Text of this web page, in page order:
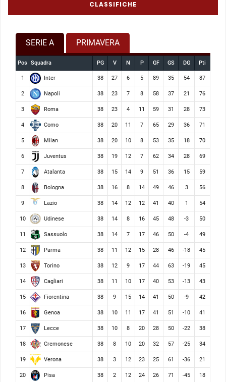
CLASSIFICHE
SERIE A PRIMAVERA
Pos Squadra PG V N P GF GS DG Pti
1 Inter 38 27 6 5 89 35 54 87
2 Napoli 38 23 7 8 58 37 21 76
3 Roma 38 23 4 11 59 31 28 73
4 Como 38 20 11 7 65 29 36 71
5 Milan 38 20 10 8 53 35 18 70
6 Juventus 38 19 12 7 62 34 28 69
7 Atalanta 38 15 14 9 51 36 15 59
8 Bologna 38 16 8 14 49 46 3 56
9 Lazio 38 14 12 12 41 40 1 54
10 Udinese 38 14 8 16 45 48 -3 50
11 Sassuolo 38 14 7 17 46 50 -4 49
12 Parma 38 11 12 15 28 46 -18 45
13 Torino 38 12 9 17 44 63 -19 45
14 Cagliari 38 11 10 17 40 53 -13 43
15 Fiorentina 38 9 15 14 41 50 -9 42
16 Genoa 38 10 11 17 41 51 -10 41
17 Lecce 38 10 8 20 28 50 -22 38
18 Cremonese 38 8 10 20 32 57 -25 34
19 Verona 38 3 12 23 25 61 -36 21
20 Pisa 38 2 12 24 26 71 -45 18